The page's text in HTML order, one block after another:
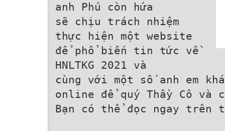
anh Phú còn hứa
sẽ chịu trách nhiệm
thực hiện một website
để phổ biến tin tức về
HNLTKG 2021 và
cùng với một số anh em
online để quý Thầy Cô và
Bạn có thể đọc ngay trên